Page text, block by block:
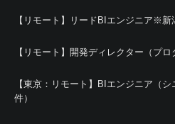
【リモート】リードBIエンジニア※新
【リモート】開発ディレクター（プ
【東京：リモート】BIエンジニア（
件）